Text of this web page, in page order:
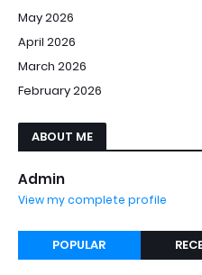
May 2026
April 2026
March 2026
February 2026
ABOUT ME
Admin
View my complete profile
POPULAR